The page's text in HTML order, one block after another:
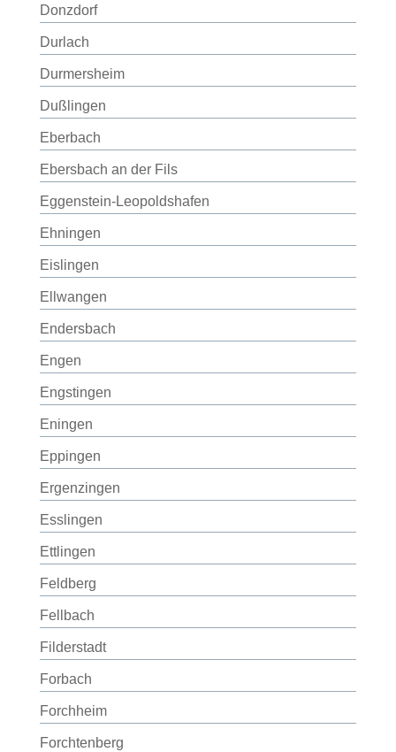
Donzdorf
Durlach
Durmersheim
Dußlingen
Eberbach
Ebersbach an der Fils
Eggenstein-Leopoldshafen
Ehningen
Eislingen
Ellwangen
Endersbach
Engen
Engstingen
Eningen
Eppingen
Ergenzingen
Esslingen
Ettlingen
Feldberg
Fellbach
Filderstadt
Forbach
Forchheim
Forchtenberg